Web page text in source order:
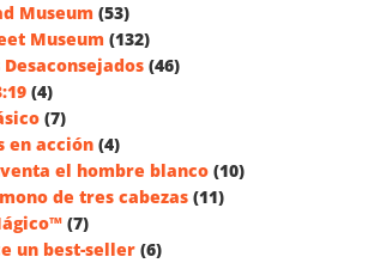
Museum (53)
Museum (132)
(46)
(4)
(7)
en acción (4)
el hombre blanco (10)
de tres cabezas (11)
(7)
un best-seller (6)